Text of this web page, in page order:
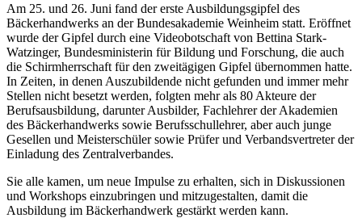
Am 25. und 26. Juni fand der erste Ausbildungsgipfel des
Bäckerhandwerks an der Bundesakademie Weinheim statt. Eröffnet
wurde der Gipfel durch eine Videobotschaft von Bettina Stark-
Watzinger, Bundesministerin für Bildung und Forschung, die auch
die Schirmherrschaft für den zweitägigen Gipfel übernommen hatte.
In Zeiten, in denen Auszubildende nicht gefunden und immer mehr
Stellen nicht besetzt werden, folgten mehr als 80 Akteure der
Berufsausbildung, darunter Ausbilder, Fachlehrer der Akademien
des Bäckerhandwerks sowie Berufsschullehrer, aber auch junge
Gesellen und Meisterschüler sowie Prüfer und Verbandsvertreter der
Einladung des Zentralverbandes.
Sie alle kamen, um neue Impulse zu erhalten, sich in Diskussionen
und Workshops einzubringen und mitzugestalten, damit die
Ausbildung im Bäckerhandwerk gestärkt werden kann.